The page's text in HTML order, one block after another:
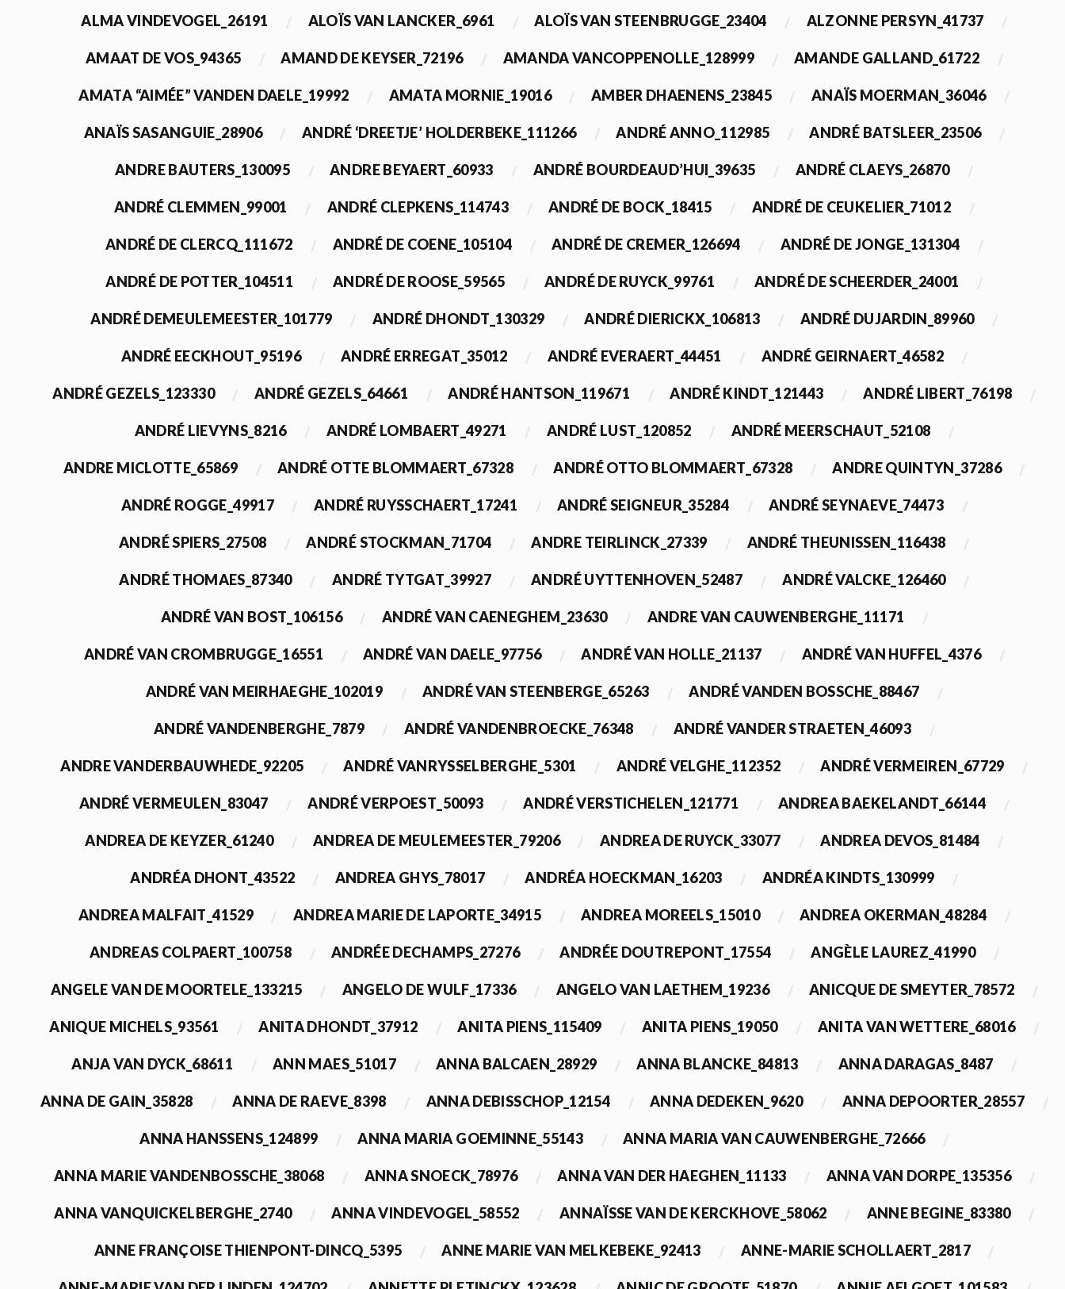
ALMA VINDEVOGEL_26191 ALOÏS VAN LANCKER_6961 ALOÏS VAN STEENBRUGGE_23404 ALZONNE PERSYN_41737
AMAAT DE VOS_94365 AMAND DE KEYSER_72196 AMANDA VANCOPPENOLLE_128999 AMANDE GALLAND_61722
AMATA “AIMÉE” VANDEN DAELE_19992 AMATA MORNIE_19016 AMBER DHAENENS_23845 ANAÏS MOERMAN_36046
ANAÏS SASANGUIE_28906 ANDRÉ ‘DREETJE’ HOLDERBEKE_111266 ANDRÉ ANNO_112985 ANDRÉ BATSLEER_23506
ANDRE BAUTERS_130095 ANDRE BEYAERT_60933 ANDRÉ BOURDEAUD’HUI_39635 ANDRÉ CLAEYS_26870
ANDRÉ CLEMMEN_99001 ANDRÉ CLEPKENS_114743 ANDRÉ DE BOCK_18415 ANDRÉ DE CEUKELIER_71012
ANDRÉ DE CLERCQ_111672 ANDRÉ DE COENE_105104 ANDRÉ DE CREMER_126694 ANDRÉ DE JONGE_131304
ANDRÉ DE POTTER_104511 ANDRÉ DE ROOSE_59565 ANDRÉ DE RUYCK_99761 ANDRÉ DE SCHEERDER_24001
ANDRÉ DEMEULEMEESTER_101779 ANDRÉ DHONDT_130329 ANDRÉ DIERICKX_106813 ANDRÉ DUJARDIN_89960
ANDRÉ EECKHOUT_95196 ANDRÉ ERREGAT_35012 ANDRÉ EVERAERT_44451 ANDRÉ GEIRNAERT_46582
ANDRÉ GEZELS_123330 ANDRÉ GEZELS_64661 ANDRÉ HANTSON_119671 ANDRÉ KINDT_121443 ANDRÉ LIBERT_76198
ANDRÉ LIEVYNS_8216 ANDRÉ LOMBAERT_49271 ANDRÉ LUST_120852 ANDRÉ MEERSCHAUT_52108
ANDRE MICLOTTE_65869 ANDRÉ OTTE BLOMMAERT_67328 ANDRÉ OTTO BLOMMAERT_67328 ANDRE QUINTYN_37286
ANDRÉ ROGGE_49917 ANDRÉ RUYSSCHAERT_17241 ANDRÉ SEIGNEUR_35284 ANDRÉ SEYNAEVE_74473
ANDRÉ SPIERS_27508 ANDRÉ STOCKMAN_71704 ANDRE TEIRLINCK_27339 ANDRÉ THEUNISSEN_116438
ANDRÉ THOMAES_87340 ANDRÉ TYTGAT_39927 ANDRÉ UYTTENHOVEN_52487 ANDRÉ VALCKE_126460
ANDRÉ VAN BOST_106156 ANDRÉ VAN CAENEGHEM_23630 ANDRE VAN CAUWENBERGHE_11171
ANDRÉ VAN CROMBRUGGE_16551 ANDRÉ VAN DAELE_97756 ANDRÉ VAN HOLLE_21137 ANDRÉ VAN HUFFEL_4376
ANDRÉ VAN MEIRHAEGHE_102019 ANDRÉ VAN STEENBERGE_65263 ANDRÉ VANDEN BOSSCHE_88467
ANDRÉ VANDENBERGHE_7879 ANDRÉ VANDENBROECKE_76348 ANDRÉ VANDER STRAETEN_46093
ANDRE VANDERBAUWHEDE_92205 ANDRÉ VANRYSSELBERGHE_5301 ANDRÉ VELGHE_112352 ANDRÉ VERMEIREN_67729
ANDRÉ VERMEULEN_83047 ANDRÉ VERPOEST_50093 ANDRÉ VERSTICHELEN_121771 ANDREA BAEKELANDT_66144
ANDREA DE KEYZER_61240 ANDREA DE MEULEMEESTER_79206 ANDREA DE RUYCK_33077 ANDREA DEVOS_81484
ANDRÉA DHONT_43522 ANDREA GHYS_78017 ANDRÉA HOECKMAN_16203 ANDRÉA KINDTS_130999
ANDREA MALFAIT_41529 ANDREA MARIE DE LAPORTE_34915 ANDREA MOREELS_15010 ANDREA OKERMAN_48284
ANDREAS COLPAERT_100758 ANDRÉE DECHAMPS_27276 ANDRÉE DOUTREPONT_17554 ANGÈLE LAUREZ_41990
ANGELE VAN DE MOORTELE_133215 ANGELO DE WULF_17336 ANGELO VAN LAETHEM_19236 ANICQUE DE SMEYTER_78572
ANIQUE MICHELS_93561 ANITA DHONDT_37912 ANITA PIENS_115409 ANITA PIENS_19050 ANITA VAN WETTERE_68016
ANJA VAN DYCK_68611 ANN MAES_51017 ANNA BALCAEN_28929 ANNA BLANCKE_84813 ANNA DARAGAS_8487
ANNA DE GAIN_35828 ANNA DE RAEVE_8398 ANNA DEBISSCHOP_12154 ANNA DEDEKEN_9620 ANNA DEPOORTER_28557
ANNA HANSSENS_124899 ANNA MARIA GOEMINNE_55143 ANNA MARIA VAN CAUWENBERGHE_72666
ANNA MARIE VANDENBOSSCHE_38068 ANNA SNOECK_78976 ANNA VAN DER HAEGHEN_11133 ANNA VAN DORPE_135356
ANNA VANQUICKELBERGHE_2740 ANNA VINDEVOGEL_58552 ANNAÏSSE VAN DE KERCKHOVE_58062 ANNE BEGINE_83380
ANNE FRANÇOISE THIENPONT-DINCQ_5395 ANNE MARIE VAN MELKEBEKE_92413 ANNE-MARIE SCHOLLAERT_2817